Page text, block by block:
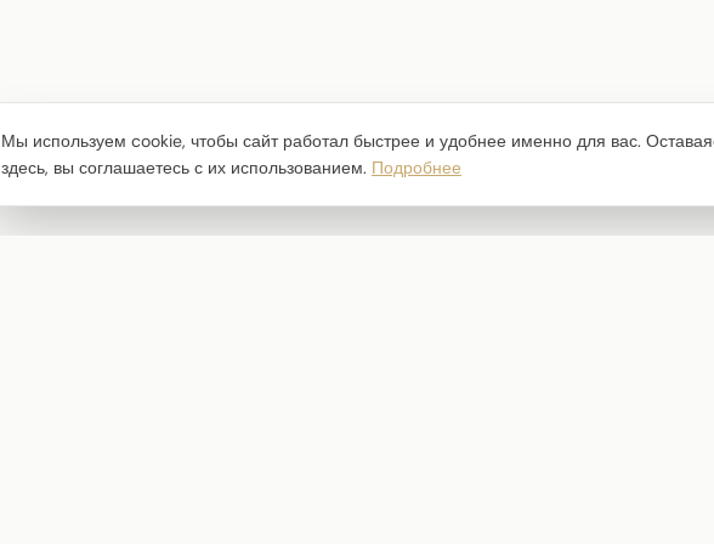
Мы используем cookie, чтобы сайт работал быстрее и удобнее именно для вас.
здесь, вы соглашаетесь с их использованием. Подробнее